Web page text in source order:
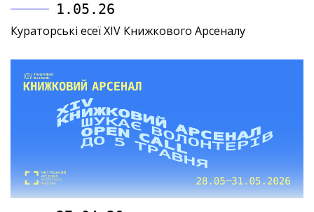
1.05.26
Кураторські есеї XIV Книжкового Арсеналу